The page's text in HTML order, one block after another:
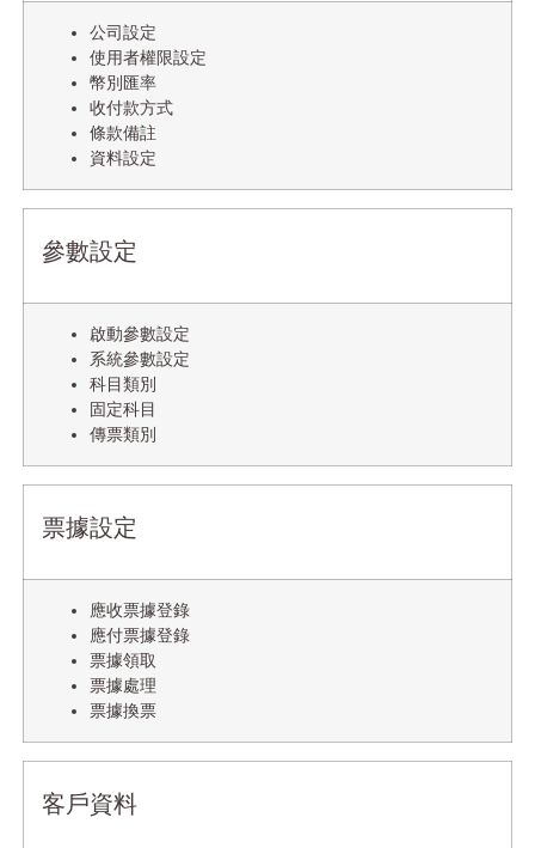
公司設定
使用者權限設定
幣別匯率
收付款方式
條款備註
資料設定
參數設定
啟動參數設定
系統參數設定
科目類別
固定科目
傳票類別
票據設定
應收票據登錄
應付票據登錄
票據領取
票據處理
票據換票
客戶資料